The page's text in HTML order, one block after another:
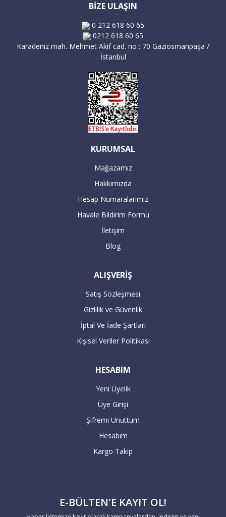
BİZE ULAŞIN
0 212 618 60 65
0212 618 60 65
Karadeniz mah. Mehmet Akif cad. no : 70 Gaziosmanpaşa /
İstanbul
KURUMSAL
Mağazamız
Hakkımızda
Hesap Numaralarımız
Havale Bildirim Formu
İletişim
Blog
ALIŞVERİŞ
Satış Sözleşmesi
Gizlilik ve Güvenlik
İptal Ve İade Şartları
Kişisel Veriler Politikası
HESABIM
Yeni Üyelik
Üye Girişi
Şifremi Unuttum
Hesabım
Kargo Takip
E-BÜLTEN'E KAYIT OL!